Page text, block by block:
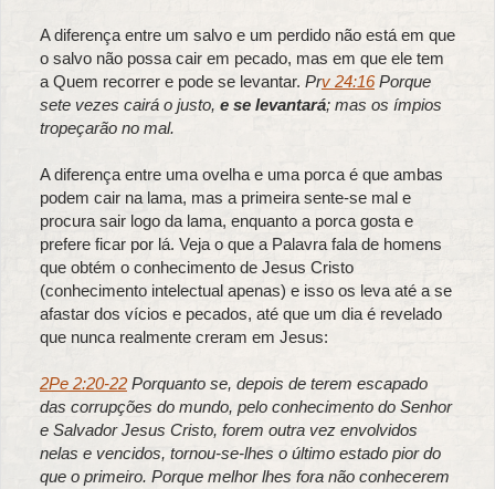
A diferença entre um salvo e um perdido não está em que
o salvo não possa cair em pecado, mas em que ele tem
a Quem recorrer e pode se levantar. Prv 24:16Porque
sete vezes cairá o justo, e se levantará; mas os ímpios
tropeçarão no mal.
A diferença entre uma ovelha e uma porca é que ambas
podem cair na lama, mas a primeira sente-se mal e
procura sair logo da lama, enquanto a porca gosta e
prefere ficar por lá. Veja o que a Palavra fala de homens
que obtém o conhecimento de Jesus Cristo
(conhecimento intelectual apenas) e isso os leva até a se
afastar dos vícios e pecados, até que um dia é revelado
que nunca realmente creram em Jesus:
2Pe 2:20-22 Porquanto se, depois de terem escapado
das corrupções do mundo, pelo conhecimento do Senhor
e Salvador Jesus Cristo, forem outra vez envolvidos
nelas e vencidos, tornou-se-lhes o último estado pior do
que o primeiro. Porque melhor lhes fora não conhecerem